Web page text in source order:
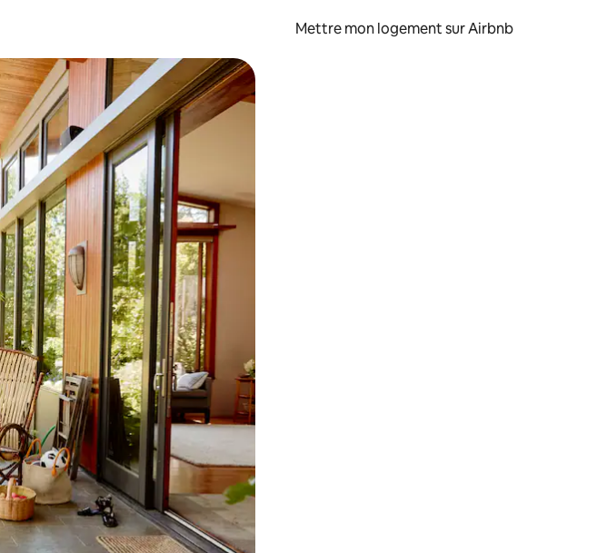
Mettre mon logement sur Airbnb
ou en appuyant et en faisant glisser.